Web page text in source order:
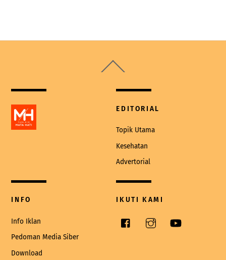
To
EDITORIAL
Topik Utama
Kesehatan
Advertorial
INFO
Info Iklan
Pedoman Media Siber
Download
IKUTI KAMI
Facebook